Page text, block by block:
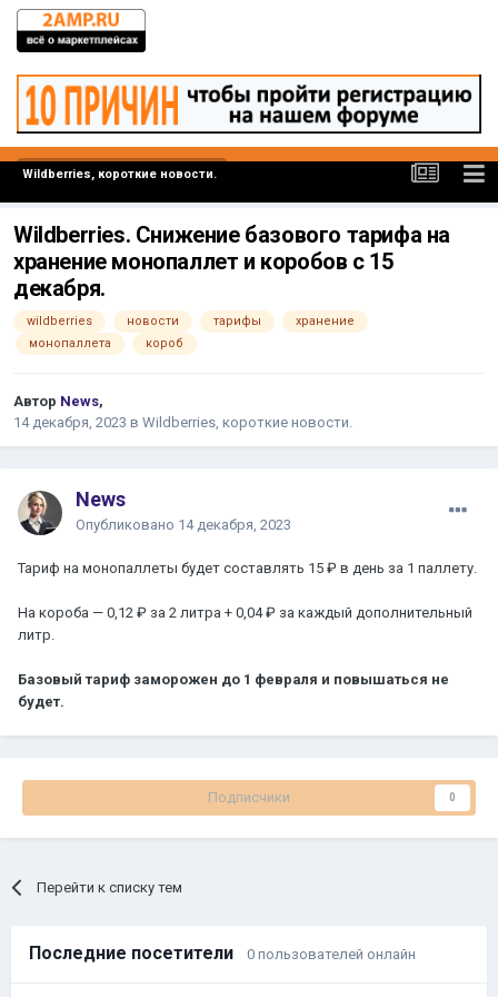
Wildberries, короткие новости.
Wildberries. Снижение базового тарифа на
хранение монопаллет и коробов с 15
декабря.
wildberries новости тарифы
хранение
монопаллета
короб
Автор News,
14 декабря, 2023 в Wildberries, короткие новости.
News
Опубликовано 14 декабря, 2023
Тариф на монопаллеты будет составлять 15 ₽ в день за 1 паллету.
На короба — 0,12 ₽ за 2 литра + 0,04 ₽ за каждый дополнительный
литр.
Базовый тариф заморожен до 1 февраля и повышаться не
будет.
Подписчики 0
Перейти к списку тем
Последние посетители 0 пользователей онлайн